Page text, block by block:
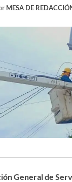
MESA DE
General de